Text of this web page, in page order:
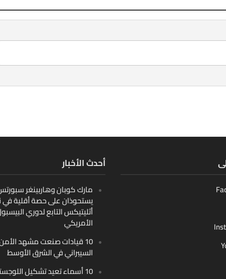
أحدث الأخبار
مارك كوبان وهاربينغر سبورتس
يستحوذان على حصة أقلية في
أثليتيكس التابع لدوري
الأمريكي
10 قيادات صنعت مشهد
السيبراني في الشرق الأوسط
10 أسماء تعيد تشكيل